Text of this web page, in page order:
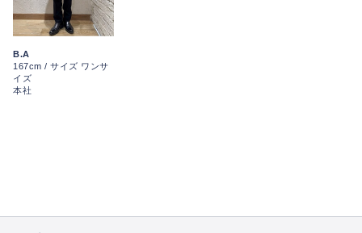
B.A
167cm / サイズ ワンサ
イズ
本社